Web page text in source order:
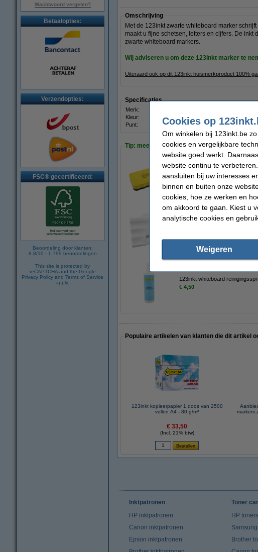
Wachtwoord vergeten?
Betaalopties:
Verzendopties:
FSC® gecertificeerd:
Beoordeling door klanten:
8.8/10 - 1.799 beoordelingen
This site is protected by
reCAPTCHA and the Google
Privacy Policy and Terms of Service
apply.
Omschrijving
Met de 123inkt zwarte whiteboard marker
maakt u fijne schetsen, letters en cijfers. De
zwarte whiteboard markers.
Wij adviseren u om deze 123inkt marker te
Uiteraard ook op dit 123inkt huismerkproduct 100%
Specificaties
Merk:
Kleur:
zwart
Punt:
rond
Tip: meebestellen
123inkt magnetische
123inkt whiteboard
€ 4,50
Populaire artikelen van klanten die dit artikel
123inkt kopieerpapier 1 doos van 2500
vellen A4 - 80 g/m²
€ 33,50
(Incl. 21% btw)
markers
Inktpatronen
HP inktpatronen
Canon inktpatronen
Epson inktpatronen
Toner
HP toners
Brother
Cookies op
Om winkelen bij 123inkt.be
cookies en vergelijkbare
website goed werkt.
website continu te
aansluiten bij uw interesses
binnen en buiten onze
cookies, hoe ze werken en
om akkoord te gaan. Kiest u
analytische cookies en
Weigeren